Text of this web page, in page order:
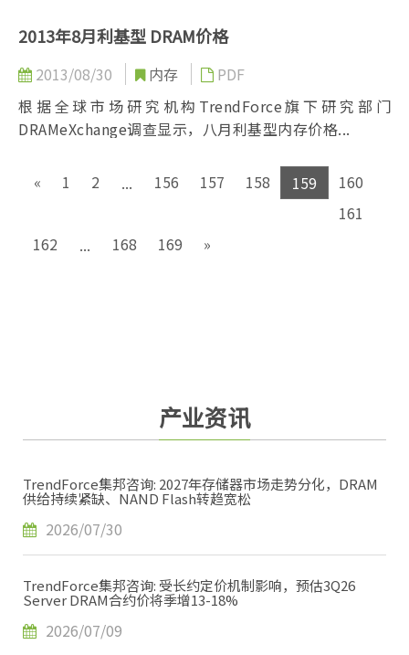
2013年8月利基型 DRAM价格
2013/08/30 内存
PDF
根据全球市场研究机构TrendForce旗下研究部门
DRAMeXchange调查显示，八月利基型内存价格...
« 1 2 ... 156 157 158 159
160
161
162
... 168 169 »
产业资讯
TrendForce集邦咨询: 2027年存储器市场走势分化，DRAM
供给持续紧缺、NAND Flash转趋宽松
2026/07/30
TrendForce集邦咨询: 受长约定价机制影响，预估3Q26
Server DRAM合约价将季增13-18%
2026/07/09